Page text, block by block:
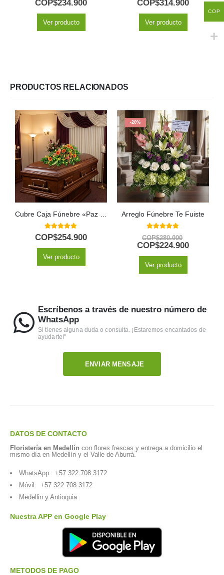
COP$234.900
Ver producto
COP$314.900
Ver producto
PRODUCTOS RELACIONADOS
Cubre Caja Fúnebre «Paz Eterna» para el Último Adiós a Jair 🕊️
5.00out of 5
COP$254.900
Ver producto
-20%
Arreglo Fúnebre Te Fuiste
5.00 out of 5
COP$280.000
COP$224.900
Ver producto
Escríbenos a través de nuestro número de
WhatsApp
Si tienes alguna duda o consulta. ¡Estaremos encantados de
ayudarte!"
ENVIAR MENSAJE
DATOS DE CONTACTO
Floristería en Medellín con flores frescas y entrega a domicilio el
mismo día en Medellín y el Valle de Aburrá.
WhatsApp: +57 322 708 3172
Móvil: +57 322 708 3172
Medellin y Antioquia
Nuestra APP en Google Play
METODOS DE PAGO
COP